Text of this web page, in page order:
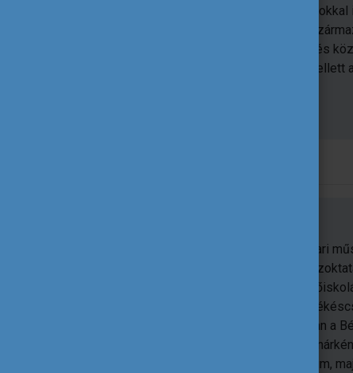
alkalmazni a másik tevékenységből
igyekszik átfedéssel alkalmazni jogi és
folyamatosan fejleszti. Anyanyelve
Villamosipari
mérnök,
Műszaki
dolgozik
jogutódjában a
szakmai
Minisztérium,